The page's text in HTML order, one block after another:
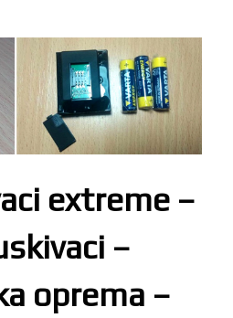
extreme –
–
oprema –